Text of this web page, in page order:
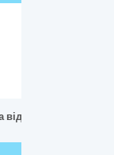
: 450-500